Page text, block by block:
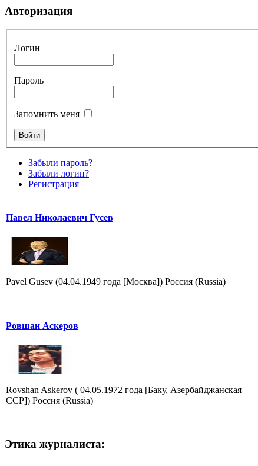
Авторизация
Логин
Пароль
Запомнить меня
Забыли пароль?
Забыли логин?
Регистрация
Павел Николаевич Гусев
Pavel Gusev (04.04.1949 года [Москва]) Россия (Russia)
Ровшан Аскеров
Rovshan Askerov ( 04.05.1972 года [Баку, Азербайджанская
ССР]) Россия (Russia)
Этика журналиста: